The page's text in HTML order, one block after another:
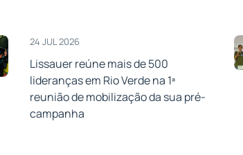
24 JUL 2026
Lissauer reúne mais de 500
lideranças em Rio Verde na 1ª
reunião de mobilização da sua pré-
campanha